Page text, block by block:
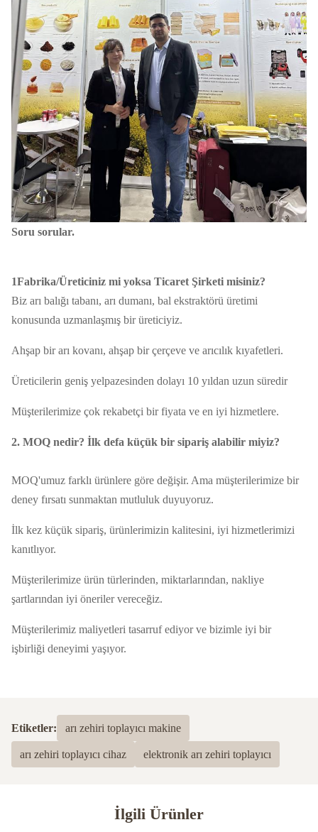
Soru sorular.
1Fabrika/Üreticiniz mi yoksa Ticaret Şirketi misiniz?
Biz arı balığı tabanı, arı dumanı, bal ekstraktörü üretimi
konusunda uzmanlaşmış bir üreticiyiz.
Ahşap bir arı kovanı, ahşap bir çerçeve ve arıcılık kıyafetleri.
Üreticilerin geniş yelpazesinden dolayı 10 yıldan uzun süredir
Müşterilerimize çok rekabetçi bir fiyata ve en iyi hizmetlere.
2. MOQ nedir? İlk defa küçük bir sipariş alabilir miyiz?
MOQ'umuz farklı ürünlere göre değişir. Ama müşterilerimize bir
deney fırsatı sunmaktan mutluluk duyuyoruz.
İlk kez küçük sipariş, ürünlerimizin kalitesini, iyi hizmetlerimizi
kanıtlıyor.
Müşterilerimize ürün türlerinden, miktarlarından, nakliye
şartlarından iyi öneriler vereceğiz.
Müşterilerimiz maliyetleri tasarruf ediyor ve bizimle iyi bir
işbirliği deneyimi yaşıyor.
Etiketler: arı zehiri toplayıcı makine
arı zehiri toplayıcı cihaz elektronik arı zehiri toplayıcı
İlgili Ürünler